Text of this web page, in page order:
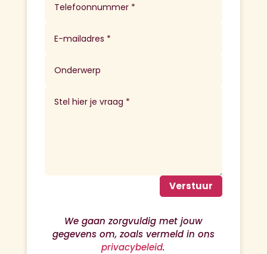
Verstuur
We gaan zorgvuldig met jouw
gegevens om, zoals vermeld in ons
privacybeleid.